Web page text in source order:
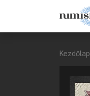
Kezdőlap